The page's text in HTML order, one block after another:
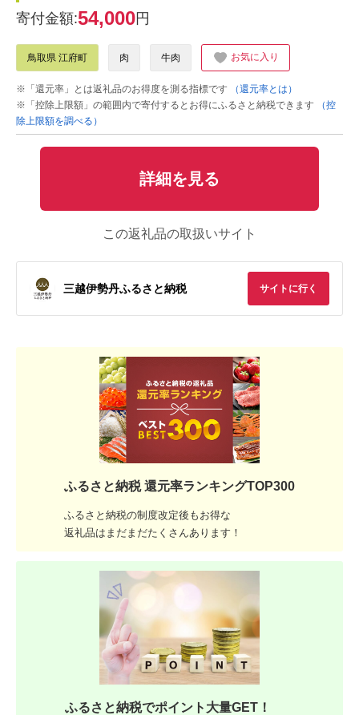
寄付金額:54,000円
鳥取県 江府町 肉 牛肉 お気に入り
※「還元率」とは返礼品のお得度を測る指標です
（還元率とは）
※「控除上限額」の範囲内で寄付するとお得にふるさと納税できます
（控
除上限額を調べる）
詳細を見る
この返礼品の取扱いサイト
三越伊勢丹ふるさと納税 サイトに行く
ふるさと納税 還元率ランキングTOP300
ふるさと納税の制度改定後もお得な
返礼品はまだまだたくさんあります！
ふるさと納税でポイント大量GET！